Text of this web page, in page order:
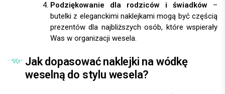
Podziękowanie dla rodziców i świadków –
butelki z eleganckimi naklejkami mogą być częścią
prezentów dla najbliższych osób, które wspierały
Was w organizacji wesela.
Jak dopasować naklejki na wódkę
weselną do stylu wesela?